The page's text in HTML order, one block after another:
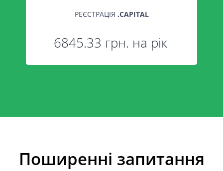
РЕЄСТРАЦІЯ .CAPITAL
6845.33 грн. на рік
Поширенні запитання